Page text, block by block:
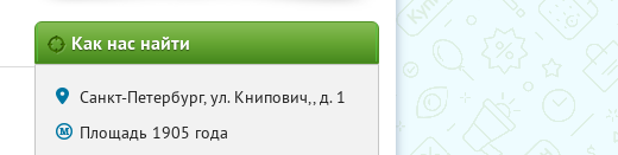
Как нас найти
Санкт-Петербург, ул. Книпович,, д. 1
Площадь 1905 года